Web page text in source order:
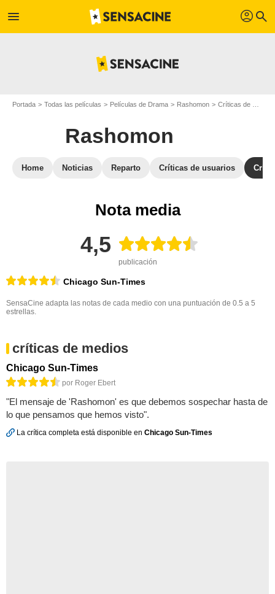
menu profil search
Portada Todas las películas Películas de Drama Rashomon Críticas de Rashomon
Rashomon
Home Noticias Reparto Críticas de usuarios
Nota media
4,5
publicación
Chicago Sun-Times
SensaCine adapta las notas de cada medio con una puntuación de 0.5 a 5
estrellas.
críticas de medios
Chicago Sun-Times
por Roger Ebert
"El mensaje de 'Rashomon' es que debemos sospechar hasta de
lo que pensamos que hemos visto".
La crítica completa está disponible en Chicago Sun-Times